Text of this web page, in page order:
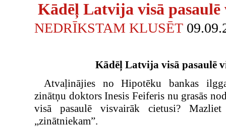
Kādēļ Latvija visā
NEDRĪKSTAM KLUSĒT
Kādēļ Latvija visā pasaulē
Atvaļinājies no Hipotēku bankas
zinātņu doktors Inesis Feiferis nu grasās
visā pasaulē visvairāk cietusi? Mazliet
„zinātniekam”.